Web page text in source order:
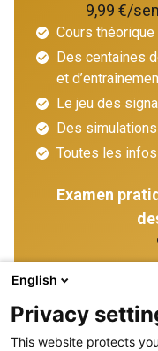
9,99 €/
Cours
Des centaines
et
Le jeu des
Des
Toutes les
Examen
English
Privacy
This website protects